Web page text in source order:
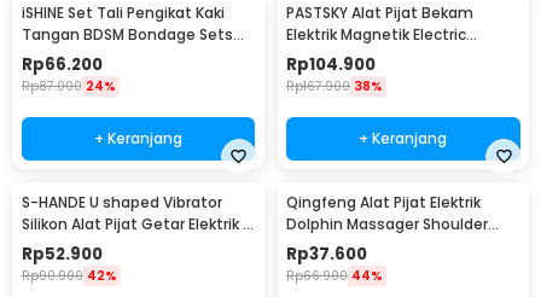
iSHINE Set Tali Pengikat Kaki
Tangan BDSM Bondage Sets
Rope - BD15
Rp66.200
Rp87.000 24%
+ Keranjang
PASTSKY Alat Pijat Bekam
Elektrik Magnetik Electric
Machine Cupping - CP-6181
Rp104.900
Rp167.900 38%
+ Keranjang
S-HANDE U shaped Vibrator
Silikon Alat Pijat Getar Elektrik -
SHD-S058
Rp52.900
Rp90.900 42%
Qingfeng Alat Pijat Elektrik
Dolphin Massager Shoulder
Vibration USB - HK668
Rp37.600
Rp66.900 44%